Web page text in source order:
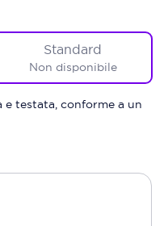
Standard
Non disponibile
testata, conforme a un